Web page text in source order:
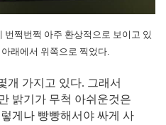
번쩍번쩍 아주 환상적으로 보이고 있
래에서 위쪽으로 찍었다.
개 가지고 있다. 그래서
밝기가 무척 아쉬운것은
게나 빵빵해서야 싸게 사